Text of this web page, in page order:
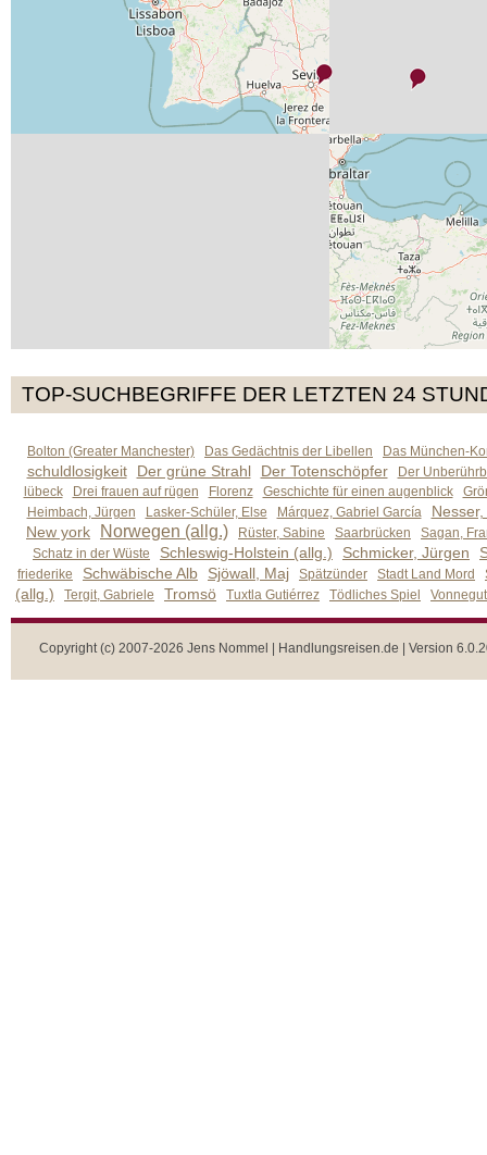
TOP-SUCHBEGRIFFE DER LETZTEN 24
Bolton (Greater Manchester) Das Gedächtnis der Libellen Das München-
schuldlosigkeit Der grüne Strahl Der Totenschöpfer
Der
lübeck
Drei frauen auf rügen Florenz Geschichte für einen augenblick
Heimbach, Jürgen
Lasker-Schüler, Else Márquez, Gabriel García
New york
Norwegen (allg.) Rüster, Sabine Saarbrücken
Sagan,
Schatz in der Wüste
Schleswig-Holstein (allg.) Schmicker, Jürgen
friederike Schwäbische Alb Sjöwall, Maj Spätzünder Stadt Land Mord
(allg.) Tergit, Gabriele Tromsö Tuxtla Gutiérrez Tödliches Spiel
Copyright (c) 2007-2026 Jens Nommel | Handlungsreisen.de | Version